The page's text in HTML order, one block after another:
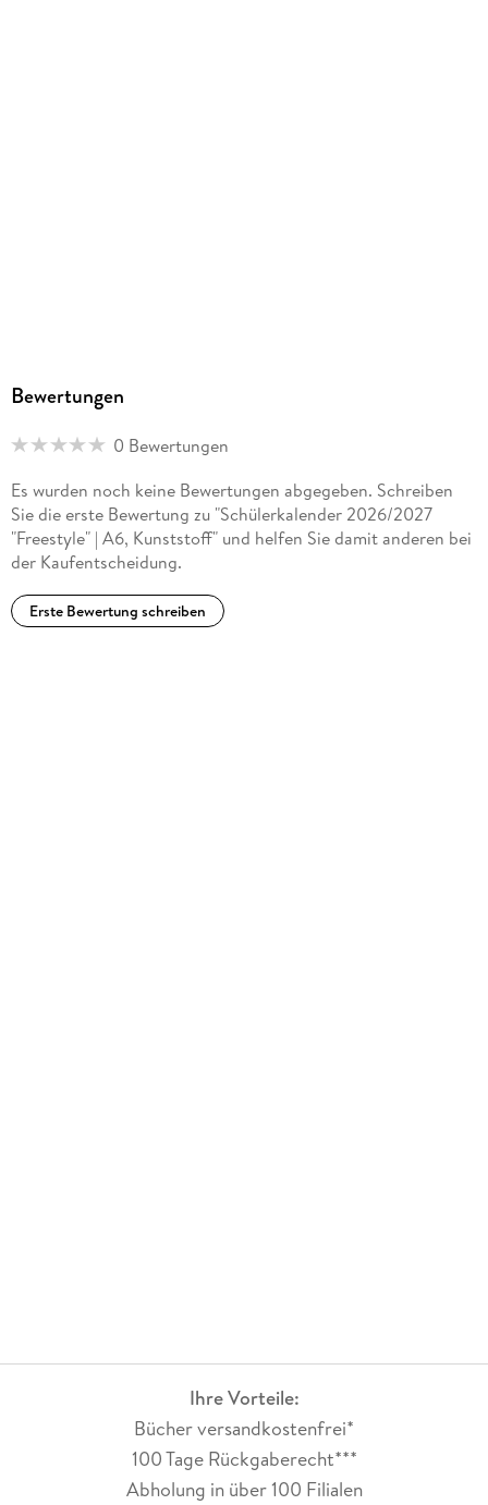
Bewertungen
0 Bewertungen
Es wurden noch keine Bewertungen abgegeben. Schreiben
Sie die erste Bewertung zu "Schülerkalender 2026/2027
"Freestyle" | A6, Kunststoff" und helfen Sie damit anderen bei
der Kaufentscheidung.
Erste Bewertung schreiben
Ihre Vorteile:
Bücher versandkostenfrei*
100 Tage Rückgaberecht***
Abholung in über 100 Filialen